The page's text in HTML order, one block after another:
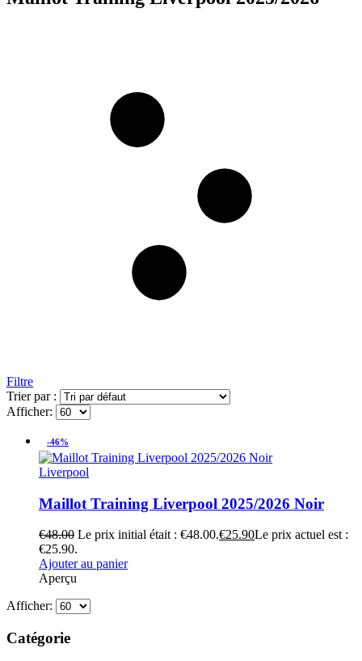
Filtre
Trier par :
Afficher:
-46%
Liverpool
Maillot Training Liverpool 2025/2026 Noir
€48.00 Le prix initial était : €48.00.€25.90Le prix actuel est :
€25.90.
Ajouter au panier
Aperçu
Afficher:
Catégorie